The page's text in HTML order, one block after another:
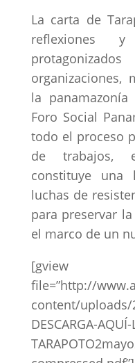
La carta de
reflexiones y
organizaciones,
la
Foro Social
todo el proceso
de trabajos,
constituye
luchas de
para preservar
el marco de un
[gview
file=”http://
content/uploads/
DESCARGA-